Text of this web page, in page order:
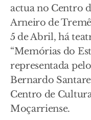
actua no Centro
Arneiro de
5 de Abril, há
“Memórias do
representada
Bernardo
Centro de
Moçarriense.